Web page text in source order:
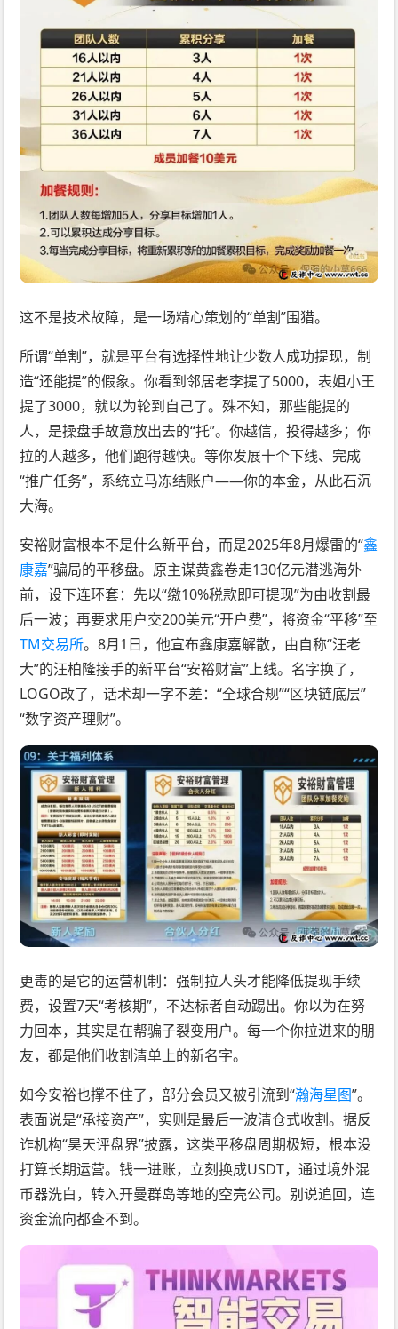
这不是技术故障，是一场精心策划的“单割”围猎。
所谓“单割”，就是平台有选择性地让少数人成功提现，制
造“还能提”的假象。你看到邻居老李提了5000，表姐小王
提了3000，就以为轮到自己了。殊不知，那些能提的
人，是操盘手故意放出去的“托”。你越信，投得越多；你
拉的人越多，他们跑得越快。等你发展十个下线、完成
“推广任务”，系统立马冻结账户——你的本金，从此石沉
大海。
安裕财富根本不是什么新平台，而是2025年8月爆雷的“鑫
康嘉”骗局的平移盘。原主谋黄鑫卷走130亿元潜逃海外
前，设下连环套：先以“缴10%税款即可提现”为由收割最
后一波；再要求用户交200美元“开户费”，将资金“平移”至
TM交易所。8月1日，他宣布鑫康嘉解散，由自称“汪老
大”的汪柏隆接手的新平台“安裕财富”上线。名字换了，
LOGO改了，话术却一字不差：“全球合规”“区块链底层”
“数字资产理财”。
更毒的是它的运营机制：强制拉人头才能降低提现手续
费，设置7天“考核期”，不达标者自动踢出。你以为在努
力回本，其实是在帮骗子裂变用户。每一个你拉进来的朋
友，都是他们收割清单上的新名字。
如今安裕也撑不住了，部分会员又被引流到“瀚海星图”。
表面说是“承接资产”，实则是最后一波清仓式收割。据反
诈机构“昊天评盘界”披露，这类平移盘周期极短，根本没
打算长期运营。钱一进账，立刻换成USDT，通过境外混
币器洗白，转入开曼群岛等地的空壳公司。别说追回，连
资金流向都查不到。